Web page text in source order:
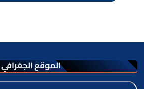
الموقع الجغرافي